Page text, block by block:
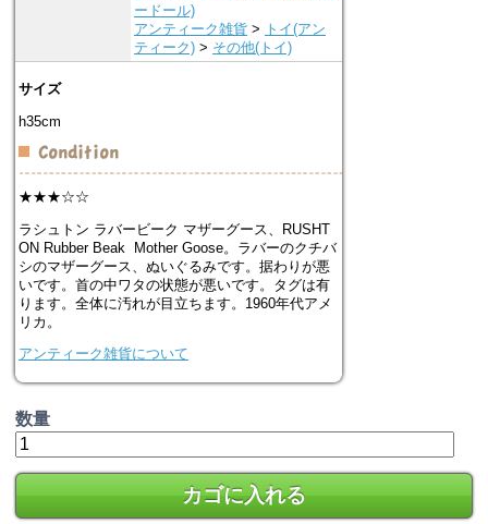
ードール)
アンティーク雑貨 > トイ(アン
ティーク) > その他(トイ)
サイズ
h35cm
★★★☆☆
ラシュトン ラバービーク マザーグース、RUSHT
ON Rubber Beak Mother Goose。ラバーのクチバ
シのマザーグース、ぬいぐるみです。据わりが悪
いです。首の中ワタの状態が悪いです。タグは有
ります。全体に汚れが目立ちます。1960年代アメ
リカ。
アンティーク雑貨について
数量
カゴに入れる